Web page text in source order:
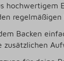
hochwertigem
regelmäßigen
Backen